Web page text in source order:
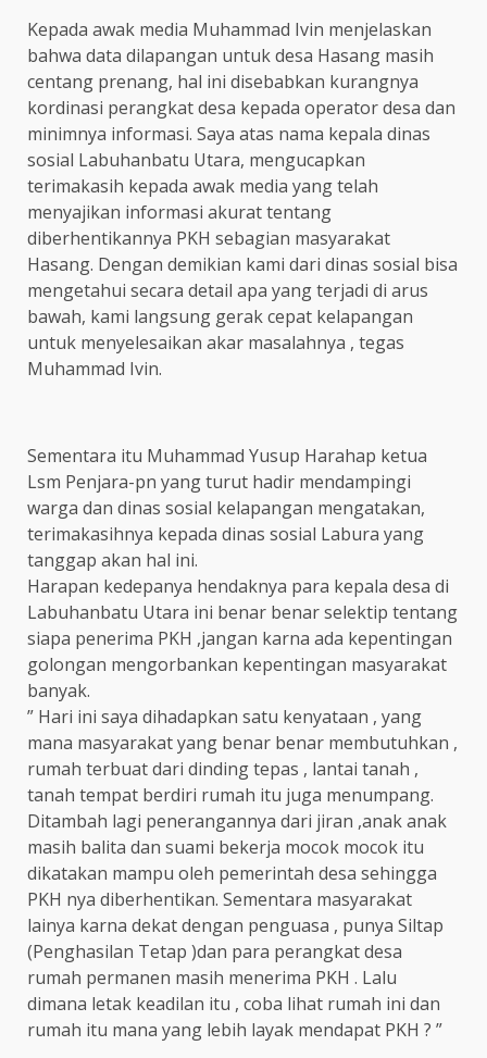
Kepada awak media Muhammad Ivin menjelaskan
bahwa data dilapangan untuk desa Hasang masih
centang prenang, hal ini disebabkan kurangnya
kordinasi perangkat desa kepada operator desa dan
minimnya informasi. Saya atas nama kepala dinas
sosial Labuhanbatu Utara, mengucapkan
terimakasih kepada awak media yang telah
menyajikan informasi akurat tentang
diberhentikannya PKH sebagian masyarakat
Hasang. Dengan demikian kami dari dinas sosial bisa
mengetahui secara detail apa yang terjadi di arus
bawah, kami langsung gerak cepat kelapangan
untuk menyelesaikan akar masalahnya , tegas
Muhammad Ivin.
Sementara itu Muhammad Yusup Harahap ketua
Lsm Penjara-pn yang turut hadir mendampingi
warga dan dinas sosial kelapangan mengatakan,
terimakasihnya kepada dinas sosial Labura yang
tanggap akan hal ini.
Harapan kedepanya hendaknya para kepala desa di
Labuhanbatu Utara ini benar benar selektip tentang
siapa penerima PKH ,jangan karna ada kepentingan
golongan mengorbankan kepentingan masyarakat
banyak.
” Hari ini saya dihadapkan satu kenyataan , yang
mana masyarakat yang benar benar membutuhkan ,
rumah terbuat dari dinding tepas , lantai tanah ,
tanah tempat berdiri rumah itu juga menumpang.
Ditambah lagi penerangannya dari jiran ,anak anak
masih balita dan suami bekerja mocok mocok itu
dikatakan mampu oleh pemerintah desa sehingga
PKH nya diberhentikan. Sementara masyarakat
lainya karna dekat dengan penguasa , punya Siltap
(Penghasilan Tetap )dan para perangkat desa
rumah permanen masih menerima PKH . Lalu
dimana letak keadilan itu , coba lihat rumah ini dan
rumah itu mana yang lebih layak mendapat PKH ? ”